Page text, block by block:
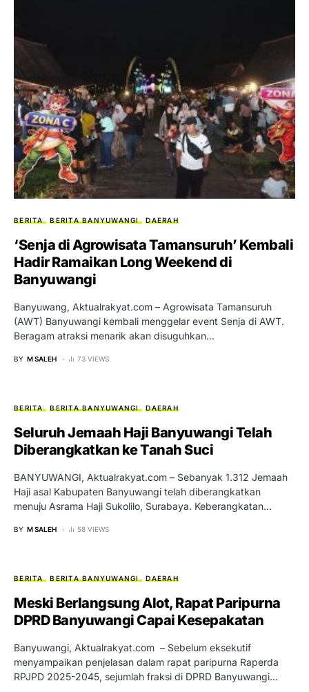
BERITA BERITA BANYUWANGI DAERAH
‘Senja di Agrowisata Tamansuruh’ Kembali
Hadir Ramaikan Long Weekend di
Banyuwangi
Banyuwang, Aktualrakyat.com – Agrowisata Tamansuruh
(AWT) Banyuwangi kembali menggelar event Senja di AWT.
Beragam atraksi menarik akan disuguhkan…
BY M SALEH 73 VIEWS
BERITA BERITA BANYUWANGI DAERAH
Seluruh Jemaah Haji Banyuwangi Telah
Diberangkatkan ke Tanah Suci
BANYUWANGI, Aktualrakyat.com – Sebanyak 1.312 Jemaah
Haji asal Kabupaten Banyuwangi telah diberangkatkan
menuju Asrama Haji Sukolilo, Surabaya. Keberangkatan…
BY M SALEH 58 VIEWS
BERITA BERITA BANYUWANGI DAERAH
Meski Berlangsung Alot, Rapat Paripurna
DPRD Banyuwangi Capai Kesepakatan
Banyuwangi, Aktualrakyat.com – Sebelum eksekutif
menyampaikan penjelasan dalam rapat paripurna Raperda
RPJPD 2025-2045, sejumlah fraksi di DPRD Banyuwangi…